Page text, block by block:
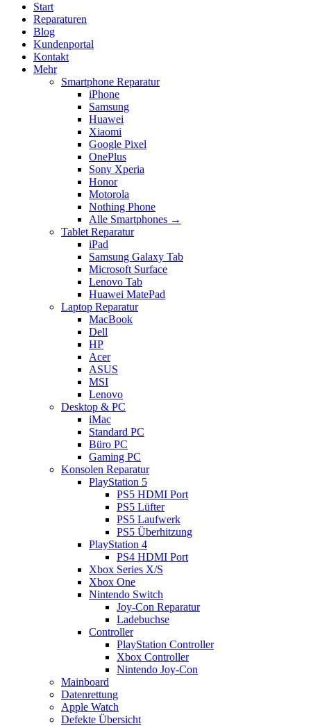
Start
Reparaturen
Blog
Kundenportal
Kontakt
Mehr
Smartphone Reparatur
iPhone
Samsung
Huawei
Xiaomi
Google Pixel
OnePlus
Sony Xperia
Honor
Motorola
Nothing Phone
Alle Smartphones →
Tablet Reparatur
iPad
Samsung Galaxy Tab
Microsoft Surface
Lenovo Tab
Huawei MatePad
Laptop Reparatur
MacBook
Dell
HP
Acer
ASUS
MSI
Lenovo
Desktop & PC
iMac
Standard PC
Büro PC
Gaming PC
Konsolen Reparatur
PlayStation 5
PS5 HDMI Port
PS5 Lüfter
PS5 Laufwerk
PS5 Überhitzung
PlayStation 4
PS4 HDMI Port
Xbox Series X/S
Xbox One
Nintendo Switch
Joy-Con Reparatur
Ladebuchse
Controller
PlayStation Controller
Xbox Controller
Nintendo Joy-Con
Mainboard
Datenrettung
Apple Watch
Defekte Übersicht